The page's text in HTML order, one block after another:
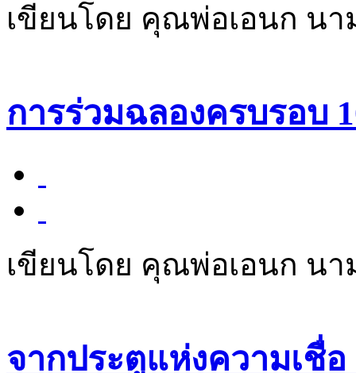
เขียนโดย คุณพ่อเอนก นา
การร่วมฉลองครบรอบ
เขียนโดย คุณพ่อเอนก นา
จากประตูแห่งความเชื่